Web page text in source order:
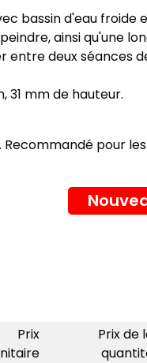
bassin d'eau froide
ainsi qu'une
entre deux séances
31 mm de hauteur.
pour
Prix
Prix de